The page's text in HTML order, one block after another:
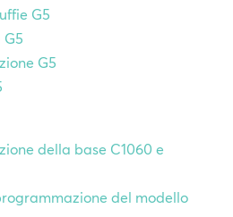
G5
G5
della base C1060 e
del modello